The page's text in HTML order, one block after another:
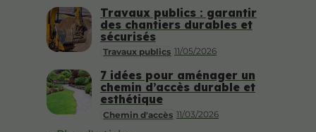
Travaux publics 11/05/2026
Travaux publics : garantir
des chantiers durables et
sécurisés
Chemin d'accès 11/03/2026
7 idées pour aménager un
chemin d’accès durable et
esthétique